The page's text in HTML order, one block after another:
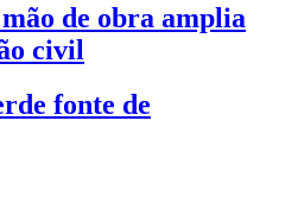
de obra amplia
civil
fonte de